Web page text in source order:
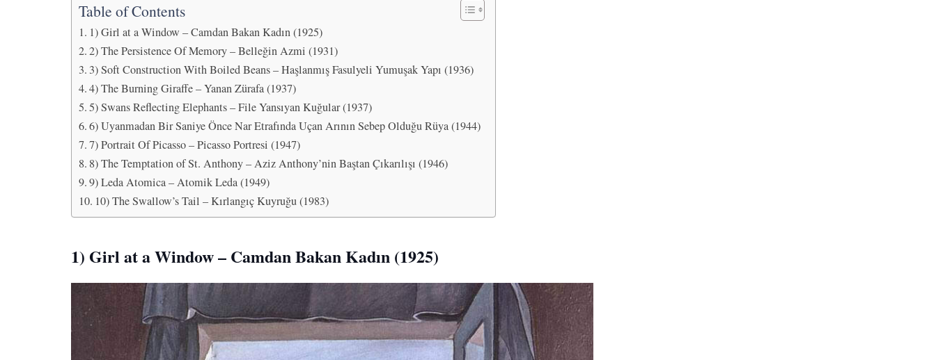
Table of Contents
1) Girl at a Window – Camdan Bakan Kadın (1925)
2) The Persistence Of Memory – Belleğin Azmi (1931)
3) Soft Construction With Boiled Beans – Haşlanmış Fasulyeli Yumuşak Yapı (1936)
4) The Burning Giraffe – Yanan Zürafa (1937)
5) Swans Reflecting Elephants – File Yansıyan Kuğular (1937)
6) Uyanmadan Bir Saniye Önce Nar Etrafında Uçan Arının Sebep Olduğu Rüya (1944)
7) Portrait Of Picasso – Picasso Portresi (1947)
8) The Temptation of St. Anthony – Aziz Anthony’nin Baştan Çıkarılışı (1946)
9) Leda Atomica – Atomik Leda (1949)
10) The Swallow’s Tail – Kırlangıç Kuyruğu (1983)
1) Girl at a Window – Camdan Bakan Kadın (1925)